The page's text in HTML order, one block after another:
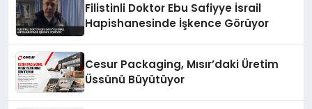
Filistinli Doktor Ebu Safiyye İsrail
Hapishanesinde İşkence Görüyor
Cesur Packaging, Mısır’daki Üretim
Üssünü Büyütüyor